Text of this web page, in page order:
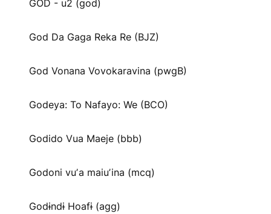
GOD - u2 (god)
God Da Gaga Reka Re (BJZ)
God Vonana Vovokaravina (pwgB)
Godeya: To Nafayo: We (BCO)
Godido Vua Maeje (bbb)
Godoni vuʼa maiuʼina (mcq)
Godɨndɨ Hoafɨ (agg)